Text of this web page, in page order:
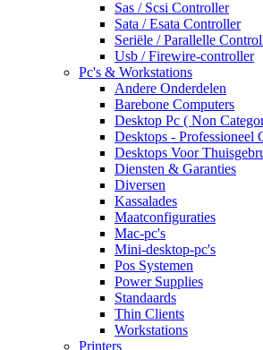
Sas / Scsi Controller
Sata / Esata Controller
Seriële / Parallelle
Usb / Firewire-controller
Pc's & Workstations
Andere Onderdelen
Barebone Computers
Desktop Pc ( Non
Desktops - Professioneel
Desktops Voor
Diensten & Garanties
Diversen
Kassalades
Maatconfiguraties
Mac-pc's
Mini-desktop-pc's
Pos Systemen
Power Supplies
Standaards
Thin Clients
Workstations
Printers